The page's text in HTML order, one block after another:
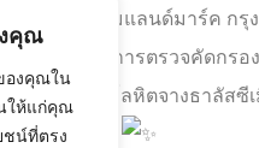
คุณ
องคุณใน
ให้แก่คุณ
ชน์ที่ตรง
ทย ณ โรงแรมแลนด์มาร์ค กรุ
นส่วนของบริการตรวจคัดก
อาทิเช่น โรคโลหิตจางธาลั
ดลูก เป็นต้น